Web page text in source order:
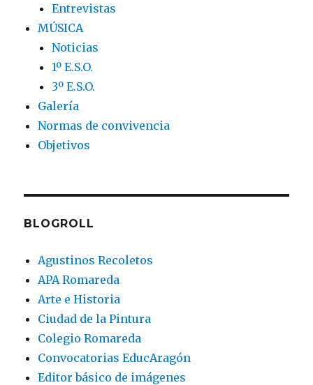
Entrevistas
MÚSICA
Noticias
1º E.S.O.
3º E.S.O.
Galería
Normas de convivencia
Objetivos
BLOGROLL
Agustinos Recoletos
APA Romareda
Arte e Historia
Ciudad de la Pintura
Colegio Romareda
Convocatorias EducAragón
Editor básico de imágenes